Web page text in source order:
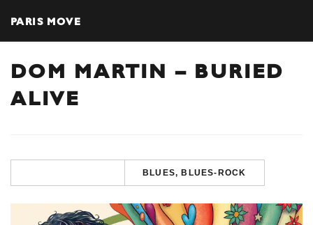
PARIS MOVE
DOM MARTIN – BURIED
ALIVE
BLUES, BLUES-ROCK